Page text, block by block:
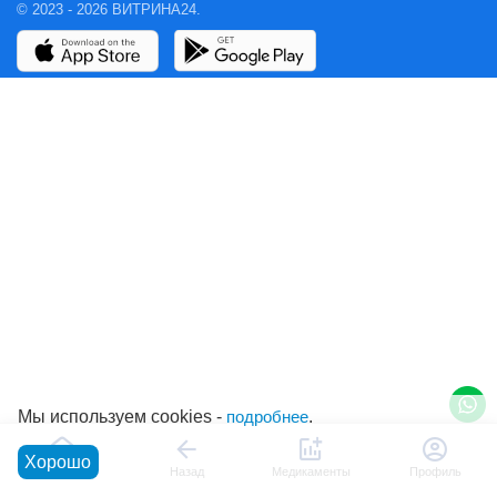
© 2023 - 2026 ВИТРИНА24.
Главная Назад Медикаменты Профиль
Мы используем cookies - подробнее.
Хорошо